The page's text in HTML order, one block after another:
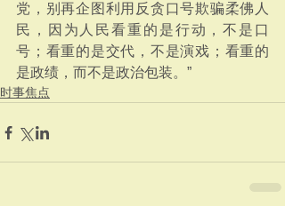
党，别再企图利用反贪口号欺骗柔佛人
民，因为人民看重的是行动，不是口
号；看重的是交代，不是演戏；看重的
是政绩，而不是政治包装。”
时事焦点